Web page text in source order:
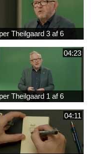
Theilgaard 3 af 6
04:23
Theilgaard 1 af 6
04:11